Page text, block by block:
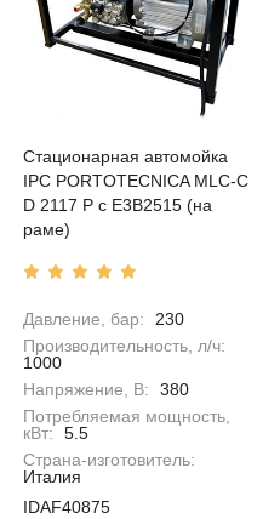
Стационарная автомойка
IPC PORTOTECNICA MLC-C
D 2117 P с E3B2515 (на
раме)
Давление, бар:
230
Производительность, л/ч:
1000
Напряжение, В:
380
Потребляемая мощность,
кВт:
5.5
Страна-изготовитель:
Италия
IDAF40875